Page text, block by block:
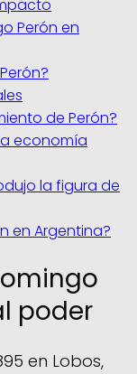
Perón en
de Perón?
economía
la figura de
en Argentina?
poder
en Lobos,